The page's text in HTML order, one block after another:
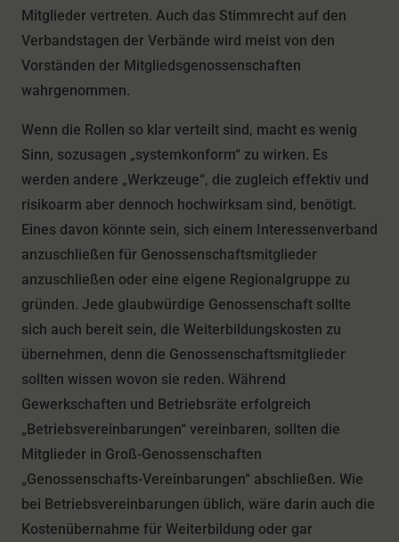
Mitglieder vertreten. Auch das Stimmrecht auf den
Verbandstagen der Verbände wird meist von den
Vorständen der Mitgliedsgenossenschaften
wahrgenommen.
Wenn die Rollen so klar verteilt sind, macht es wenig
Sinn, sozusagen „systemkonform“ zu wirken. Es
werden andere „Werkzeuge“, die zugleich effektiv und
risikoarm aber dennoch hochwirksam sind, benötigt.
Eines davon könnte sein, sich einem Interessenverband
anzuschließen für Genossenschaftsmitglieder
anzuschließen oder eine eigene Regionalgruppe zu
gründen. Jede glaubwürdige Genossenschaft sollte
sich auch bereit sein, die Weiterbildungskosten zu
übernehmen, denn die Genossenschaftsmitglieder
sollten wissen wovon sie reden. Während
Gewerkschaften und Betriebsräte erfolgreich
„Betriebsvereinbarungen“ vereinbaren, sollten die
Mitglieder in Groß-Genossenschaften
„Genossenschafts-Vereinbarungen“ abschließen. Wie
bei Betriebsvereinbarungen üblich, wäre darin auch die
Kostenübernahme für Weiterbildung oder gar